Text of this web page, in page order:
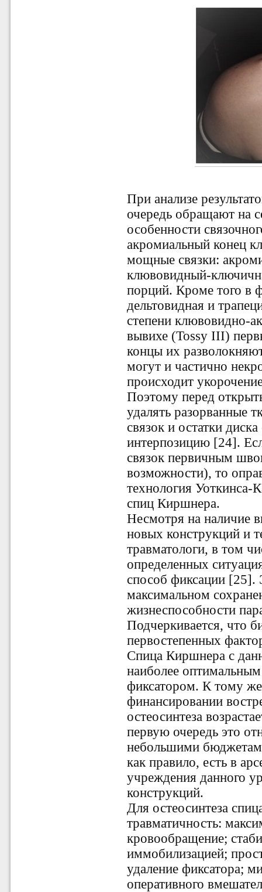
При анализе
очередь обращают на
особенности
акромиальный конец
мощные связки:
клювовидный-
порций. Кроме того в
дельтовидная и
степени клювовидно-
вывихе (Tossy III)
концы их
могут и частично
происходит
Поэтому перед
удалять разорванные
связок и остатки
интерпозицию [24].
связок первичным
возможности), то
технология Уоткинса-
спиц Киршнера.
Несмотря на наличие
новых конструкций и
травматологи, в том
определенных
способ фиксации [25].
максимальном
жизнеспособности
Подчеркивается, что
первостепенных
Спица Киршнера с
наиболее
фиксатором. К тому
финансировании
остеосинтеза
первую очередь это
небольшими
как правило, есть в
учреждения данного
конструкций.
Для остеосинтеза
травматичность:
кровообращение;
иммобилизацией;
удаление фиксатора;
оперативного